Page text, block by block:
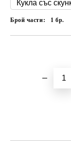
Брой части: 1бр.